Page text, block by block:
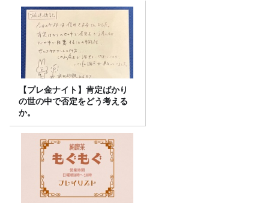
【プレ金ナイト】肯定ばかり
の世の中で否定をどう考える
か。